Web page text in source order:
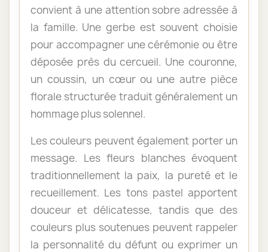
convient à une attention sobre adressée à
la famille. Une gerbe est souvent choisie
pour accompagner une cérémonie ou être
déposée près du cercueil. Une couronne,
un coussin, un cœur ou une autre pièce
florale structurée traduit généralement un
hommage plus solennel.
Les couleurs peuvent également porter un
message. Les fleurs blanches évoquent
traditionnellement la paix, la pureté et le
recueillement. Les tons pastel apportent
douceur et délicatesse, tandis que des
couleurs plus soutenues peuvent rappeler
la personnalité du défunt ou exprimer un